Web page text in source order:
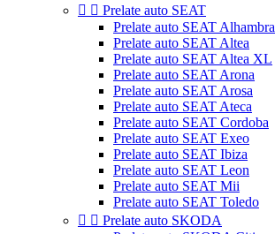
  Prelate auto SEAT
Prelate auto SEAT Alhambra
Prelate auto SEAT Altea
Prelate auto SEAT Altea XL
Prelate auto SEAT Arona
Prelate auto SEAT Arosa
Prelate auto SEAT Ateca
Prelate auto SEAT Cordoba
Prelate auto SEAT Exeo
Prelate auto SEAT Ibiza
Prelate auto SEAT Leon
Prelate auto SEAT Mii
Prelate auto SEAT Toledo
  Prelate auto SKODA